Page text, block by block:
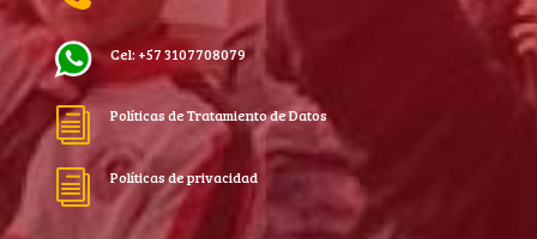
Cel: +57 3107708079
i Políticas de Tratamiento de Datos
i Políticas de privacidad